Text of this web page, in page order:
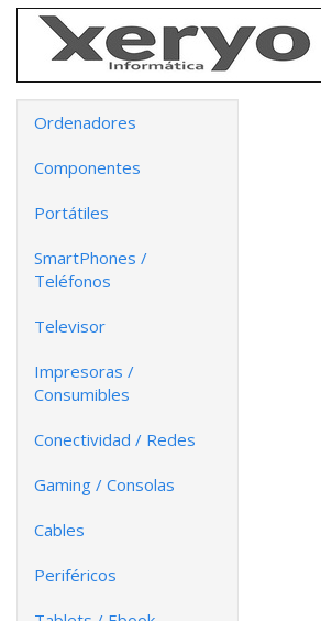
Ordenadores
Componentes
Portátiles
SmartPhones /
Teléfonos
Televisor
Impresoras /
Consumibles
Conectividad / Redes
Gaming / Consolas
Cables
Periféricos